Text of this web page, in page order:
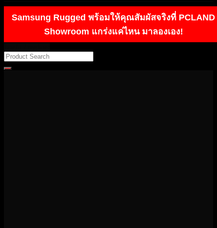
Samsung Rugged พร้อมให้คุณสัมผัสจริงที่ PCLAND
Showroom แกร่งแค่ไหน มาลองเอง!
Search
for: